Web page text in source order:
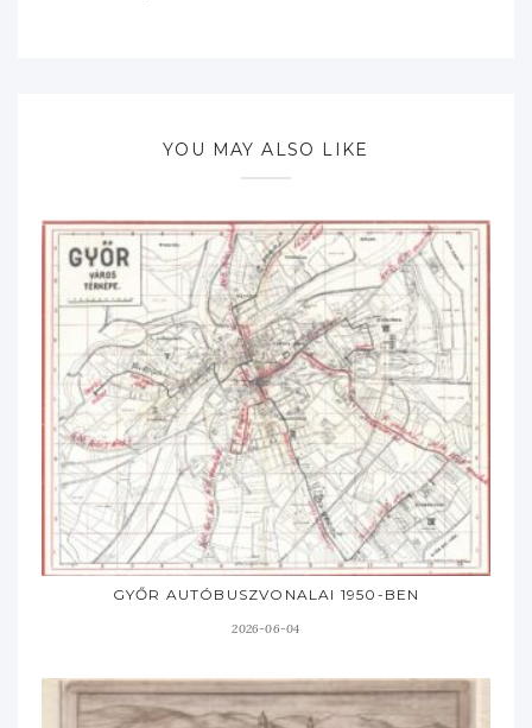
YOU MAY ALSO LIKE
GYŐR AUTÓBUSZVONALAI 1950-BEN
2026-06-04